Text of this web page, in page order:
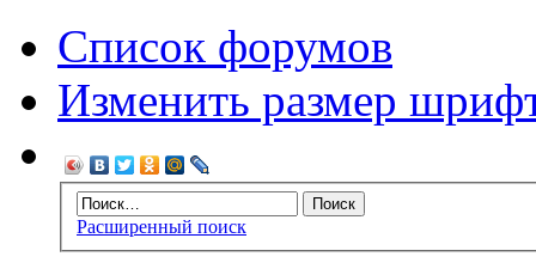
Список форумов
Изменить размер
Расширенный поиск